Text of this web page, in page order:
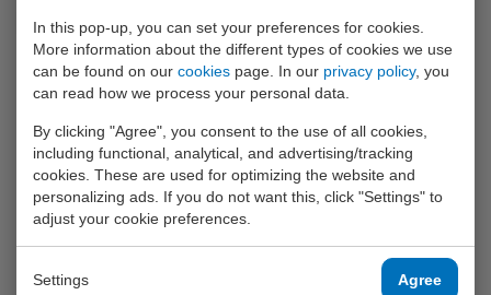
In this pop-up, you can set your preferences for cookies.
More information about the different types of cookies we use
can be found on our cookies page. In our privacy policy, you
can read how we process your personal data.
By clicking "Agree", you consent to the use of all cookies,
including functional, analytical, and advertising/tracking
cookies. These are used for optimizing the website and
personalizing ads. If you do not want this, click "Settings" to
adjust your cookie preferences.
Settings Agree
Add to comparison Add to comparison
De BLAUWE LIJN X13A is een K-
BLAUWE LIJN Afpersset